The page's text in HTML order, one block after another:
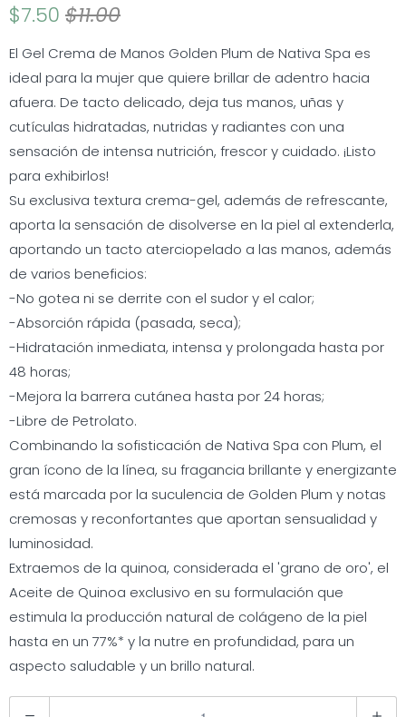
$7.50 $11.00
El Gel Crema de Manos Golden Plum de Nativa Spa es
ideal para la mujer que quiere brillar de adentro hacia
afuera. De tacto delicado, deja tus manos, uñas y
cutículas hidratadas, nutridas y radiantes con una
sensación de intensa nutrición, frescor y cuidado. ¡Listo
para exhibirlos!
Su exclusiva textura crema-gel, además de refrescante,
aporta la sensación de disolverse en la piel al extenderla,
aportando un tacto aterciopelado a las manos, además
de varios beneficios:
-No gotea ni se derrite con el sudor y el calor;
-Absorción rápida (pasada, seca);
-Hidratación inmediata, intensa y prolongada hasta por
48 horas;
-Mejora la barrera cutánea hasta por 24 horas;
-Libre de Petrolato.
Combinando la sofisticación de Nativa Spa con Plum, el
gran ícono de la línea, su fragancia brillante y energizante
está marcada por la suculencia de Golden Plum y notas
cremosas y reconfortantes que aportan sensualidad y
luminosidad.
Extraemos de la quinoa, considerada el 'grano de oro', el
Aceite de Quinoa exclusivo en su formulación que
estimula la producción natural de colágeno de la piel
hasta en un 77%* y la nutre en profundidad, para un
aspecto saludable y un brillo natural.